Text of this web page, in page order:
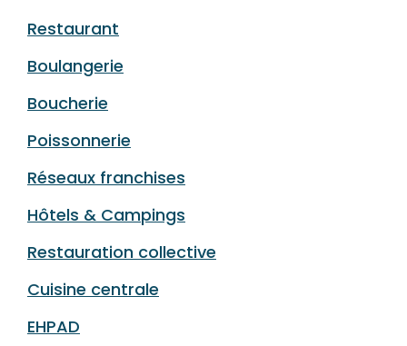
Restaurant
Boulangerie
Boucherie
Poissonnerie
Réseaux franchises
Hôtels & Campings
Restauration collective
Cuisine centrale
EHPAD